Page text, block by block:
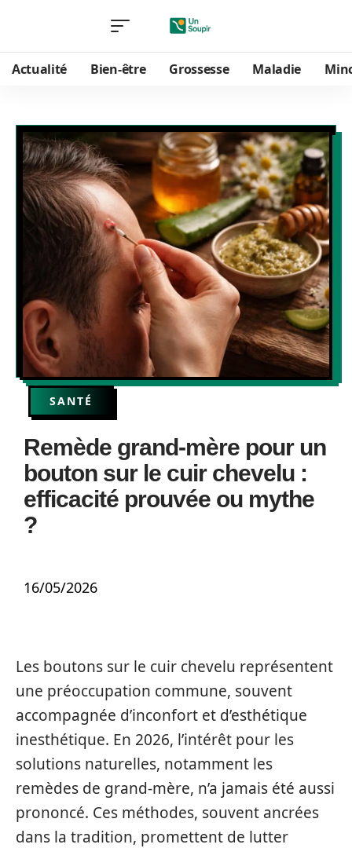
Actualité Bien-être Grossesse Maladie
SANTÉ
Remède grand-mère pour un
bouton sur le cuir chevelu :
efficacité prouvée ou mythe
?
16/05/2026
Les boutons sur le cuir chevelu représentent
une préoccupation commune, souvent
accompagnée d’inconfort et d’esthétique
inesthétique. En 2026, l’intérêt pour les
solutions naturelles, notamment les
remèdes de grand-mère, n’a jamais été aussi
prononcé. Ces méthodes, souvent ancrées
dans la tradition, promettent de lutter